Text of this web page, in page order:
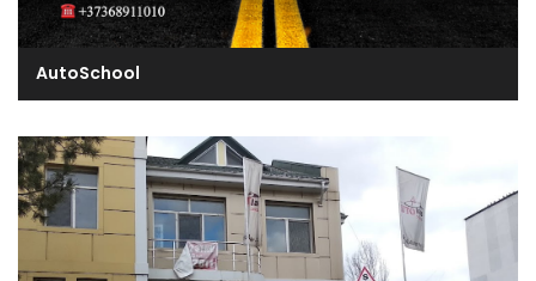
AutoSchool